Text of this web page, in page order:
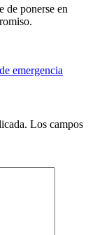
de ponerse en
emergencia
Los campos